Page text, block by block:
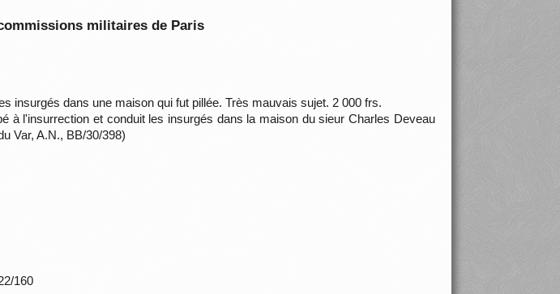
militaires de Paris
insurgés dans une maison qui fut pillée. Très mauvais sujet. 2 000 frs.
à l'insurrection et conduit les insurgés dans la maison du sieur Charles Deveau
Var, A.N., BB/30/398)
160